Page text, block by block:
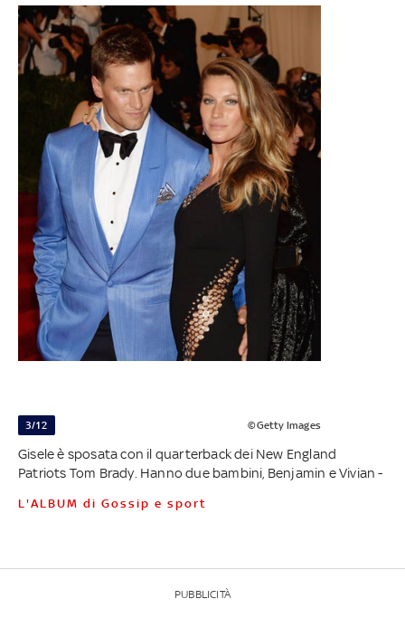
3/12 ©Getty Images
Gisele è sposata con il quarterback dei New England
Patriots Tom Brady. Hanno due bambini, Benjamin e Vivian -
L'ALBUM di Gossip e sport
PUBBLICITÀ